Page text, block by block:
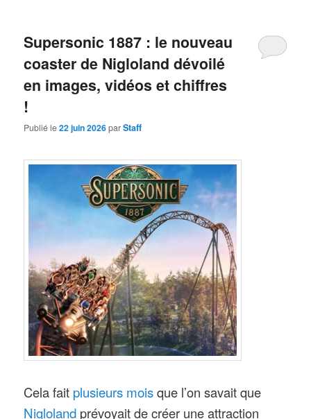
Supersonic 1887 : le nouveau
coaster de Nigloland dévoilé
en images, vidéos et chiffres
!
Publié le22 juin 2026parStaff
Cela fait plusieurs moisque l’on savait que
Nigloland prévoyait de créer une attraction